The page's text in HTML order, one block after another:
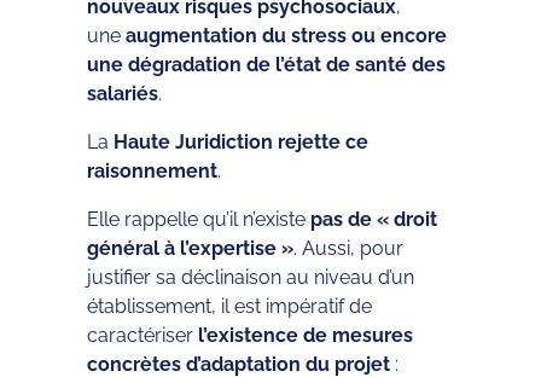
nouveaux risques psychosociaux,
une augmentation du stress ou encore
une dégradation de l’état de santé des
salariés.
La Haute Juridiction rejette ce
raisonnement.
Elle rappelle qu’il n’existe pas de « droit
général à l’expertise ». Aussi, pour
justifier sa déclinaison au niveau d’un
établissement, il est impératif de
caractériser l’existence de mesures
concrètes d’adaptation du projet :